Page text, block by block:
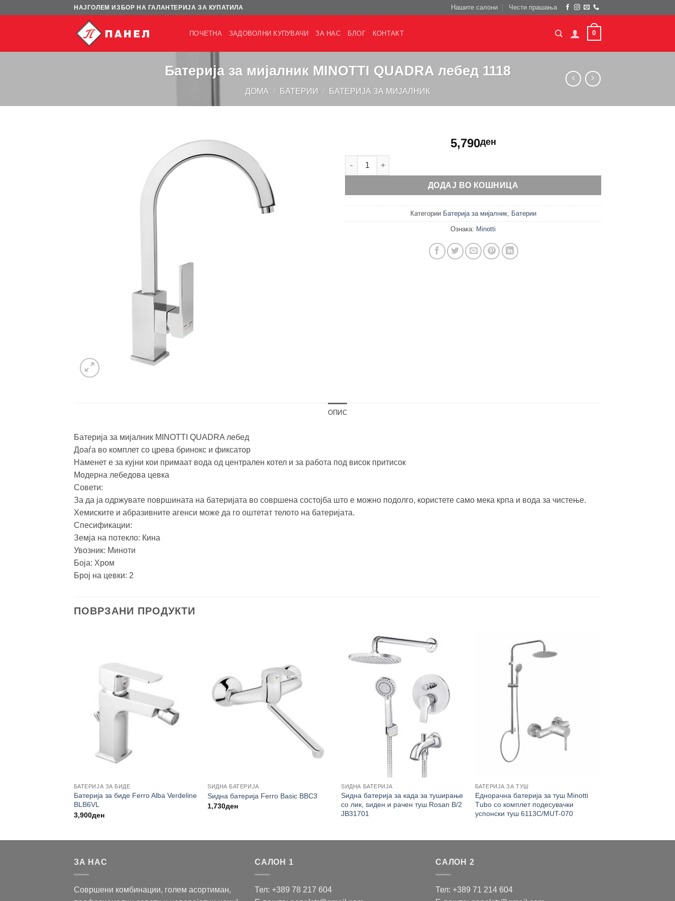
НАЈГОЛЕМ ИЗБОР НА ГАЛАНТЕРИЈА ЗА КУПАТИЛА Нашите салони Чести прашања
ПОЧЕТНА ЗАДОВОЛНИ КУПУВАЧИ ЗА НАС БЛОГ КОНТАКТ 0
Батерија за мијалник MINOTTI QUADRA лебед 1118
ДОМА / БАТЕРИИ / БАТЕРИЈА ЗА МИЈАЛНИК
5,790ден
Батерија за мијалник MINOTTI QUADRA лебед 1118 количина
ДОДАЈ ВО КОШНИЦА
Категории Батерија за мијалник, Батерии
Ознака: Minotti
ОПИС
Батерија за мијалник MINOTTI QUADRA лебед
Доаѓа во комплет со црева бринокс и фиксатор
Наменет е за кујни кои примаат вода од централен котел и за работа под висок притисок
Модерна лебедова цевка
Совети:
За да ја одржувате површината на батеријата во совршена состојба што е можно подолго, користете само мека крпа и вода за чистење.
Хемиските и абразивните агенси може да го оштетат телото на батеријата.
Спесификации:
Земја на потекло: Кина
Увозник: Миноти
Боја: Хром
Број на цевки: 2
ПОВРЗАНИ ПРОДУКТИ
БАТЕРИЈА ЗА БИДЕ
Батерија за биде Ferro Alba Verdeline
BLB6VL
3,900ден
ЅИДНА БАТЕРИЈА
Ѕидна батерија Ferro Basic BBC3
1,730ден
ЅИДНА БАТЕРИЈА
Ѕидна батерија за када за туширање
со лик, ѕиден и рачен туш Rosan B/2
JB31701
БАТЕРИЈА ЗА ТУШ
Еднорачна батерија за туш Minotti
Тubо со комплет подесувачки
успонски туш 6113C/MUT-070
ЗА НАС
Совршени комбинации, голем асортиман,
САЛОН 1
Тел: +389 78 217 604
САЛОН 2
Тел: +389 71 214 604